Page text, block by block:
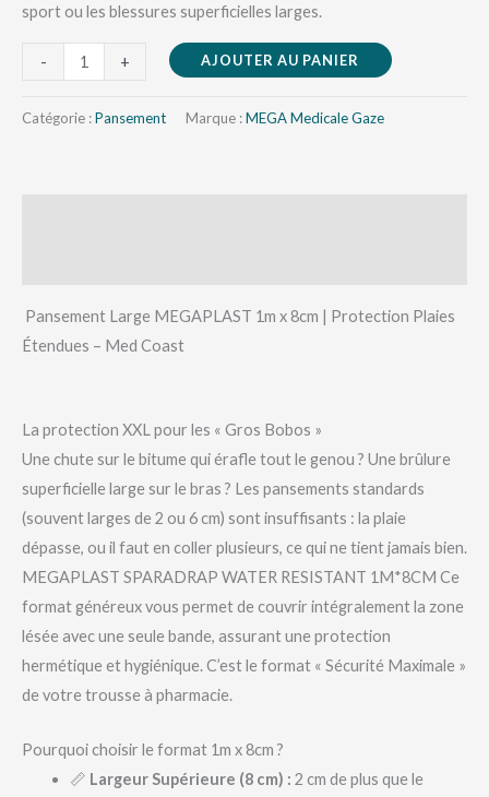
sport ou les blessures superficielles larges.
- + AJOUTER AU PANIER
Catégorie :Pansement Marque :MEGA Medicale Gaze
Pansement Large MEGAPLAST 1m x 8cm | Protection Plaies
Étendues – Med Coast
La protection XXL pour les « Gros Bobos »
Une chute sur le bitume qui érafle tout le genou ? Une brûlure
superficielle large sur le bras ? Les pansements standards
(souvent larges de 2 ou 6 cm) sont insuffisants : la plaie
dépasse, ou il faut en coller plusieurs, ce qui ne tient jamais bien.
MEGAPLAST SPARADRAP WATER RESISTANT 1M*8CM Ce
format généreux vous permet de couvrir intégralement la zone
lésée avec une seule bande, assurant une protection
hermétique et hygiénique. C’est le format « Sécurité Maximale »
de votre trousse à pharmacie.
Pourquoi choisir le format 1m x 8cm ?
📏 Largeur Supérieure (8 cm) : 2 cm de plus que le